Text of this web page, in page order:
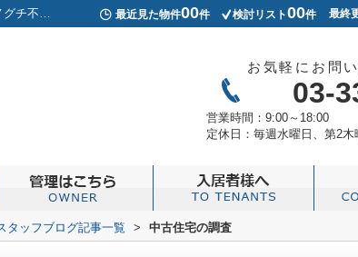
中古住宅の調査｜高円寺周辺の賃貸アパートや売買物件の事ならERA LIXIL不動産ショップノグチ不動産 最近見た物件00件 検討リスト00件 最終
お気軽にお問
03-
営業時間： 9:00～18:00
定休日： 毎週水曜日、第2木
タッフブログ記事一覧 > 中古住宅の調査